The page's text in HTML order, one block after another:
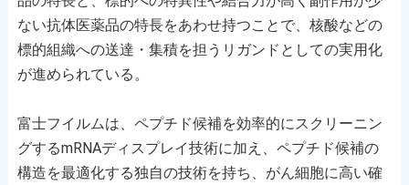
ない抗体医薬品の特長をあわせ持つことで、核酸などの
標的組織への送達・集積を担うリガンドとしての実用化
が進められている。
富士フイルムは、ペプチド候補を効率的にスクリーニン
グするmRNAディスプレイ技術に加え、ペプチド候補の
構造を最適化する独自の技術を持ち、がん細胞に高い確